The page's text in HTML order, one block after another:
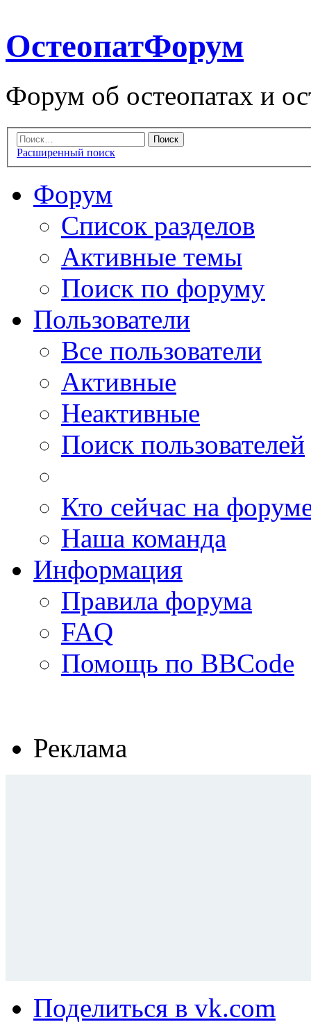
ОстеопатФорум
Форум об остеопатах и
Расширенный поиск
Форум
Список разделов
Активные темы
Поиск по форуму
Пользователи
Все пользователи
Активные
Неактивные
Поиск пользователей
Кто сейчас на
Наша команда
Информация
Правила форума
FAQ
Помощь по BBCode
Реклама
Поделиться в vk.com